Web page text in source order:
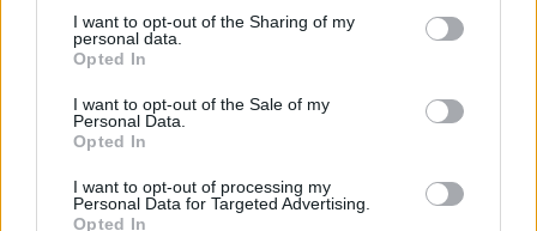
not limited to your visit or usage behaviour. You may click to
grant or deny consent to Google and its third-party tags to
use your data for below specified purposes in below Google
consent section.
I want to opt-out of the Sharing of my
personal data.
Opted In
I want to opt-out of the Sale of my
Personal Data.
Opted In
I want to opt-out of processing my
Personal Data for Targeted Advertising.
Opted In
Vicc: Miért vigyorog a kerti törpe?
37 views